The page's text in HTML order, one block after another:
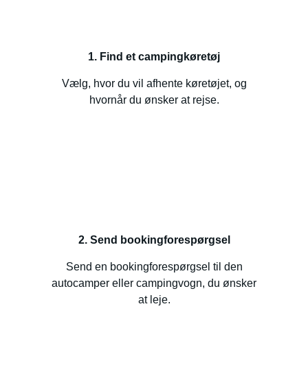
1. Find et campingkøretøj
Vælg, hvor du vil afhente køretøjet, og
hvornår du ønsker at rejse.
2. Send bookingforespørgsel
Send en bookingforespørgsel til den
autocamper eller campingvogn, du ønsker
at leje.